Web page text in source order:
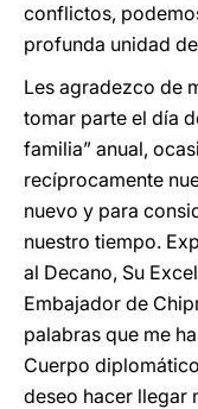
conflictos,
profunda unidad
Les agradezco de
tomar parte el día
familia” anual,
recíprocamente
nuevo y para
nuestro tiempo.
al Decano, Su
Embajador de
palabras que me
Cuerpo
deseo hacer llegar